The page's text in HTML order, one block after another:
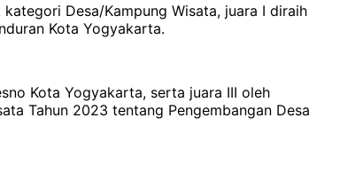
Desa/Kampung Wisata, juara I diraih
Kota Yogyakarta.
Kota Yogyakarta, serta juara III oleh
Tahun 2023 tentang Pengembangan Desa